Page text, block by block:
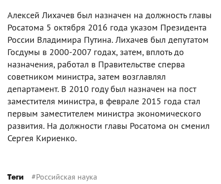
Алексей Лихачев был назначен на должность главы
Росатома 5 октября 2016 года указом Президента
России Владимира Путина. Лихачев был депутатом
Госдумы в 2000-2007 годах, затем, вплоть до
назначения, работал в Правительстве сперва
советником министра, затем возглавлял
департамент. В 2010 году был назначен на пост
заместителя министра, в феврале 2015 года стал
первым заместителем министра экономического
развития. На должности главы Росатома он сменил
Сергея Кириенко.
Теги #Российская наука